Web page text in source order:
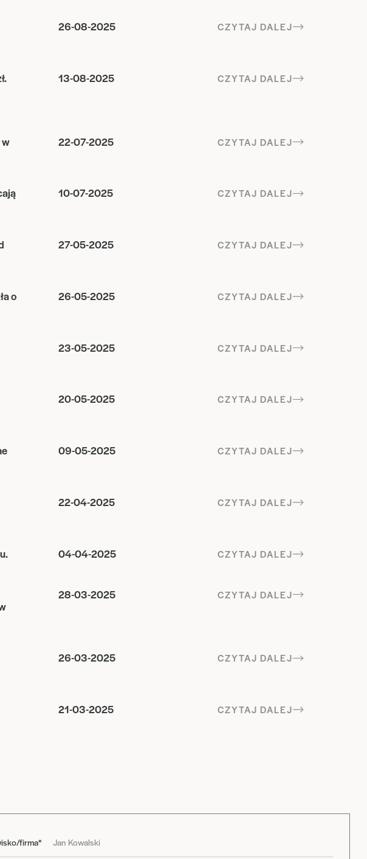
26-08-2025 CZYTAJ DALEJ
13-08-2025 CZYTAJ DALEJ
22-07-2025 CZYTAJ DALEJ
10-07-2025 CZYTAJ DALEJ
27-05-2025 CZYTAJ DALEJ
o
26-05-2025 CZYTAJ DALEJ
23-05-2025 CZYTAJ DALEJ
20-05-2025 CZYTAJ DALEJ
09-05-2025 CZYTAJ DALEJ
22-04-2025 CZYTAJ DALEJ
04-04-2025 CZYTAJ DALEJ
28-03-2025 CZYTAJ DALEJ
26-03-2025 CZYTAJ DALEJ
21-03-2025 CZYTAJ DALEJ
firma*